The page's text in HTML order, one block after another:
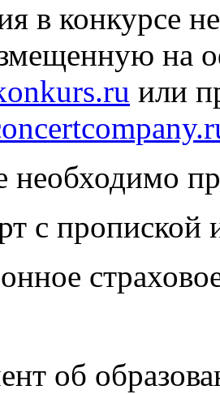
в конкурсе
на
или
необходимо
с пропиской
об